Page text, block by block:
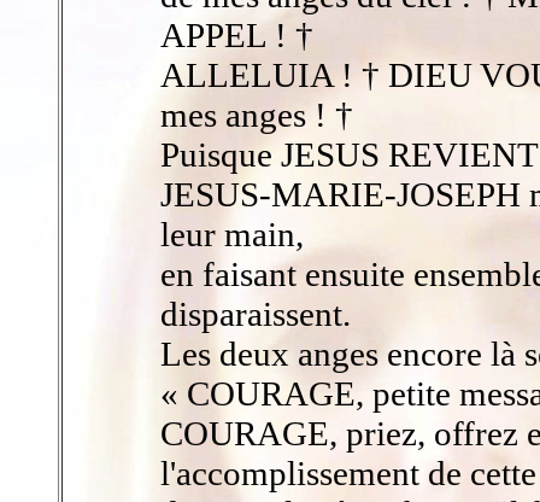
APPEL ! †
ALLELUIA ! † DIEU
mes anges ! †
Puisque JESUS
JESUS-MARIE-JOSEPH
leur main,
en faisant ensuite
disparaissent.
Les deux anges encore là
« COURAGE, petite
COURAGE, priez, offrez
l'accomplissement de